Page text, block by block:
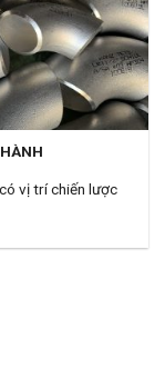
vị trí chiến lược